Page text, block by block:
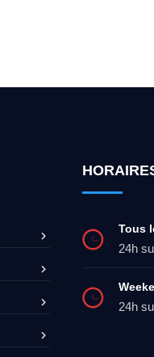
Tous
24h
24h